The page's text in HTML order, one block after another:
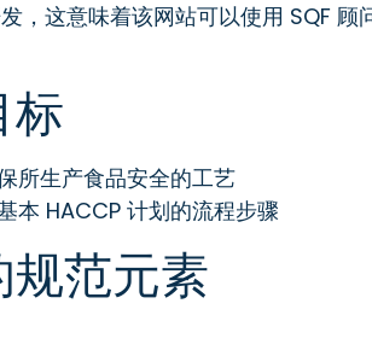
，这意味着该网站可以使用 SQF
标
所生产食品安全的工艺
本 HACCP 计划的流程步骤
范元素